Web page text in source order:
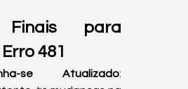
Finais para
481
se Atualizado: